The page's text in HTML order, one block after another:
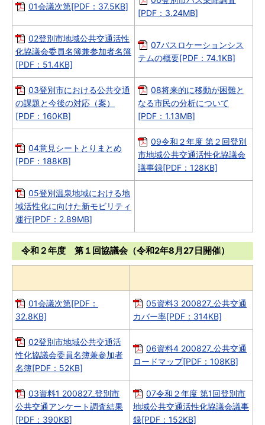
01会議次第[PDF：37.5KB]
[PDF：3.24MB]
02登別市地域公共交通活性
化協議会委員名簿兼参加者名簿
[PDF：51.4KB]
07バスロケーションシス
テムの概要[PDF：74.1KB]
03登別市における公共交通
の課題と今後の対応（案）
[PDF：160KB]
08将来的に移動が困難と
なる市民の分析について
[PDF：1.13MB]
04意見シートとりまとめ
[PDF：188KB]
09令和２年度 第２回登別
市地域公共交通活性化協議会
議事録[PDF：128KB]
05登別温泉地域における地
域活性化に向けた新モビリティ
運行[PDF：2.89MB]
令和２年度 第１回協議会（令和2年8月27日開催）
01会議次第[PDF：
32.8KB]
05資料3 200827_公共交通
カバー率[PDF：314KB]
02登別市地域公共交通活
性化協議会委員名簿兼参加者
名簿[PDF：52KB]
06資料4 200827_公共交通
ロードマップ[PDF：108KB]
03資料1 200827_登別市
公共交通アンケート調査結果
[PDF：390KB]
07令和２年度 第1回登別市
地域公共交通活性化協議会議事
録[PDF：152KB]